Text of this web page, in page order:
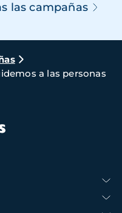
las campañas
a las personas